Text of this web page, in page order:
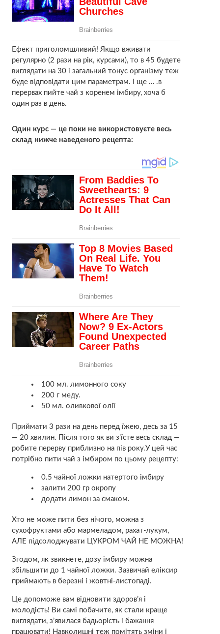
Ефект приголомшливий! Якщо вживати
регулярно (2 рази на рік, курсами), то в 45 будете
виглядати на 30 і загальний тонус організму теж
буде відповідати цим параметрам. І ще … .в
перервах пийте чай з коренем імбиру, хоча б
один раз в день.
Один курс — це поки не використовуєте весь
склад нижче наведеного рецепта:
100 мл. лимонного соку
200 г меду.
50 мл. оливкової олії
Приймати 3 рази на день перед їжею, десь за 15
— 20 хвилин. Після того як ви з’їсте весь склад —
робите перерву приблизно на пів року.У цей час
потрібно пити чай з імбиром по цьому рецепту:
0.5 чайної ложки натертого імбиру
залити 200 гр окропу
додати лимон за смаком.
Хто не може пити без нічого, можна з
сухофруктами або мармеладом, рахат-лукум,
АЛЕ підсолоджувати ЦУКРОМ ЧАЙ НЕ МОЖНА!
Згодом, як звикнете, дозу імбиру можна
збільшити до 1 чайної ложки. Зазвичай еліксир
приймають в березні і жовтні-листопаді.
Це допоможе вам відновити здоров’я і
молодість! Ви самі побачите, як стали краще
виглядати, з’явилася бадьорість і бажання
працювати! Навколишні теж помітять зміни і